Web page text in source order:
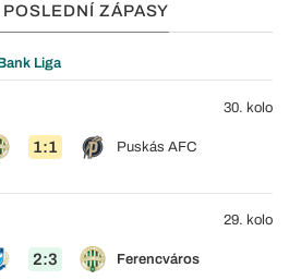
ZÁPASY
Liga
1:1 Puskás AFC
30. kolo
2:3 Ferencváros
29. kolo